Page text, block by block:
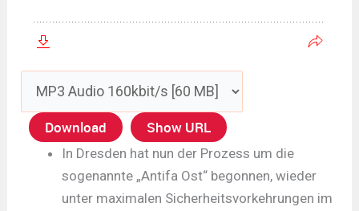
Download Show URL
In Dresden hat nun der Prozess um die
sogenannte „Antifa Ost“ begonnen, wieder
unter maximalen Sicherheitsvorkehrungen im